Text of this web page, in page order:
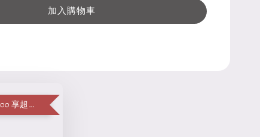
加入購物車
單筆消費滿 $500 享超值加購便當袋